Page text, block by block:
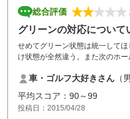
総合評価
グリーンの対応について
せめてグリーン状態は統一して
け状態が全然違う。また次のホ
車・ゴルフ大好きさん （
平均スコア：90～99
投稿日：2015/04/28